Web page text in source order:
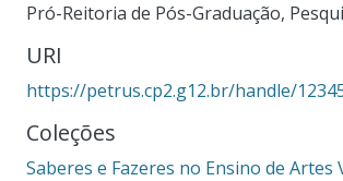
Pró-Reitoria de Pós-Graduação,
URI
https://petrus.cp2.g12.br/handle/
Coleções
Saberes e Fazeres no Ensino de Artes